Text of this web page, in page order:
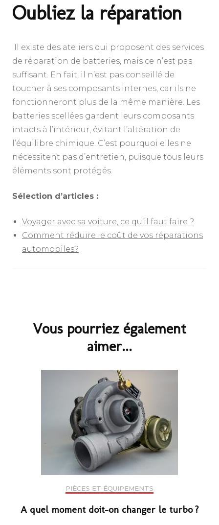
Oubliez la réparation
Il existe des ateliers qui proposent des services
de réparation de batteries, mais ce n’est pas
suffisant. En fait, il n’est pas conseillé de
toucher à ses composants internes, car ils ne
fonctionneront plus de la même manière. Les
batteries scellées gardent leurs composants
intacts à l’intérieur, évitant l’altération de
l’équilibre chimique. C’est pourquoi elles ne
nécessitent pas d’entretien, puisque tous leurs
éléments sont protégés.
Sélection d’articles :
Voyager avec sa voiture, ce qu’il faut faire ?
Comment réduire le coût de vos réparations
automobiles?
Vous pourriez également
aimer...
PIÈCES ET ÉQUIPEMENTS
A quel moment doit-on changer le turbo ?